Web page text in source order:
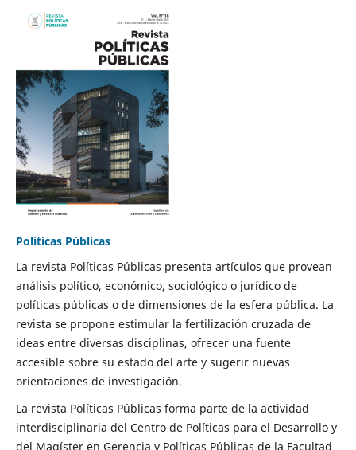
Políticas Públicas
La revista Políticas Públicas presenta artículos que provean
análisis político, económico, sociológico o jurídico de
políticas públicas o de dimensiones de la esfera pública. La
revista se propone estimular la fertilización cruzada de
ideas entre diversas disciplinas, ofrecer una fuente
accesible sobre su estado del arte y sugerir nuevas
orientaciones de investigación.
La revista Políticas Públicas forma parte de la actividad
interdisciplinaria del Centro de Políticas para el Desarrollo y
del Magíster en Gerencia y Políticas Públicas de la Facultad